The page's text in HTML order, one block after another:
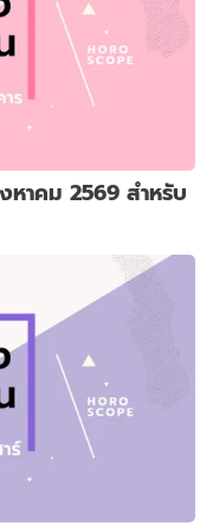
หาคม 2569 สำหรับ